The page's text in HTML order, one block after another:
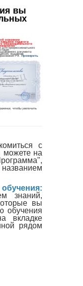
вы
с
можете на
знаний,
вы
обучения
вкладке
рядом